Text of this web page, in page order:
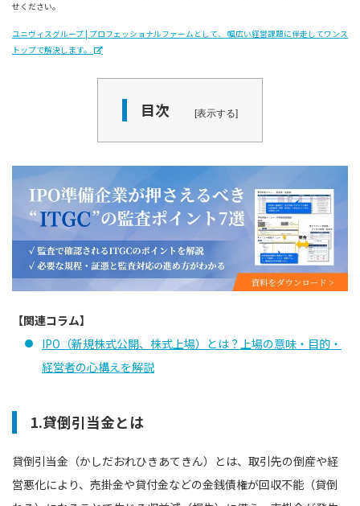
せください。
ユニヴィスグループ | プロフェッショナルファームとして、 幅広い経営課題に伴走してワンス
トップで解決します。
目次 表示する
【関連コラム】
IPO（新規株式公開、株式上場）とは？上場の意味・目的・
経営者の心構えを解説
1.貸倒引当金とは
貸倒引当金（かしだおれひきあてきん）とは、取引先の倒産や経
営悪化により、売掛金や貸付金などの金銭債権が回収不能（貸倒